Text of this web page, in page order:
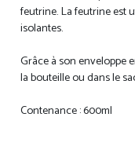
feutrine. La feutrine est
isolantes.
Grâce à son enveloppe
la bouteille ou dans le
Contenance : 600ml